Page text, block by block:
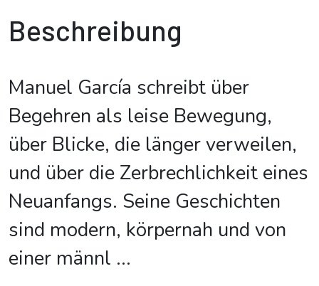
Beschreibung
Manuel García schreibt über
Begehren als leise Bewegung,
über Blicke, die länger verweilen,
und über die Zerbrechlichkeit eines
Neuanfangs. Seine Geschichten
sind modern, körpernah und von
einer männl ...